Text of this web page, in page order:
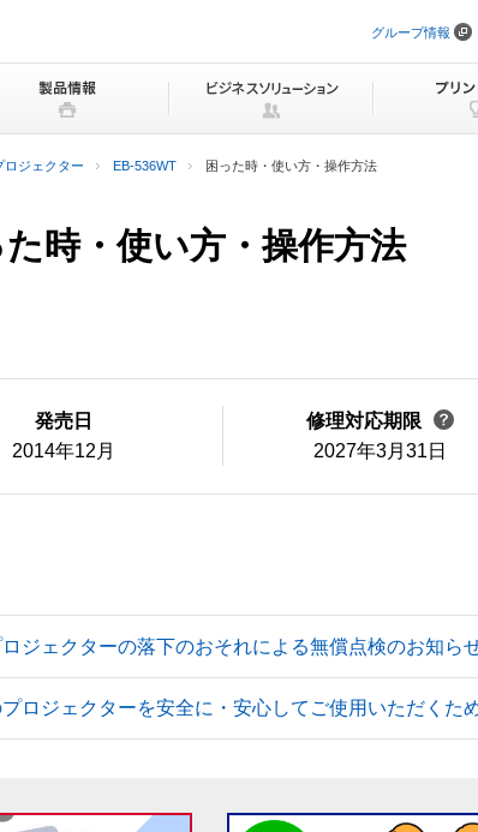
ビ
ョ
ン
を
ッ
グループ情報
ロジェクター EB-536WT 困った時・使い方・操作方法
た時・使い方・操作方法
発売日
2014年12月
修理対応期限
2027年3月31日
ジェクターの落下のおそれによる無償点検のお知ら
ロジェクターを安全に・安心してご使用いただくた